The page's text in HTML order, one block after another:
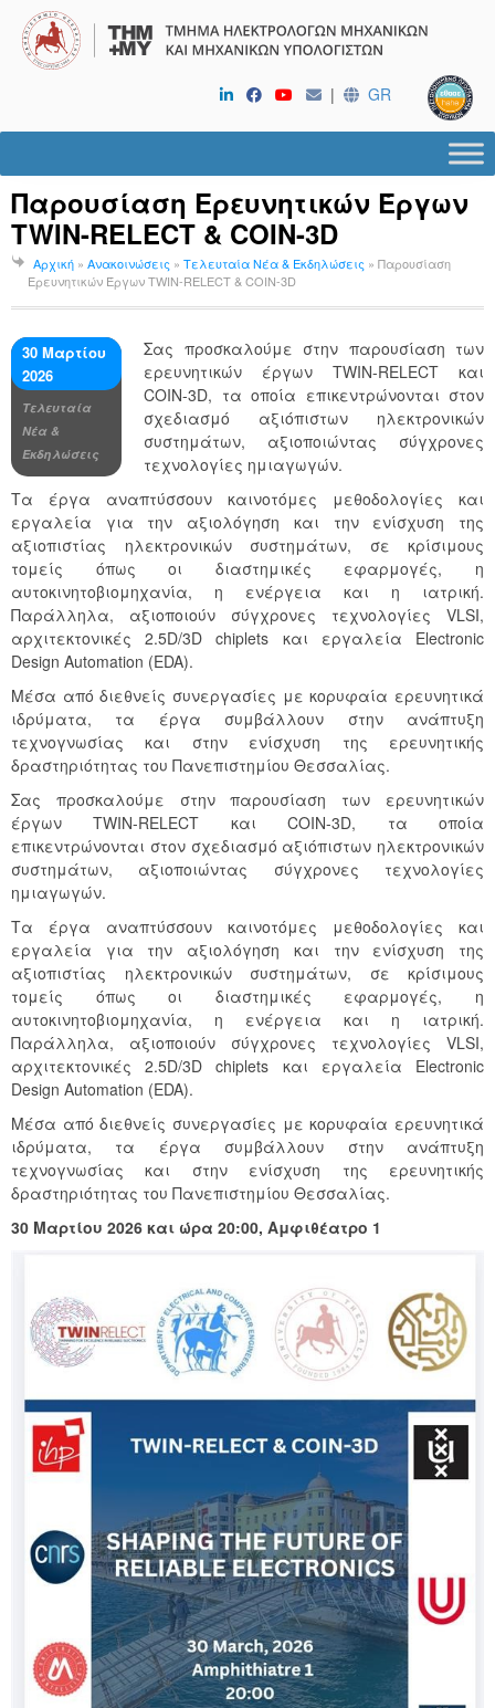
| GR
Παρουσίαση Ερευνητικών Έργων
TWIN-RELECT & COIN-3D
Αρχική » Ανακοινώσεις » Τελευταία Νέα & Εκδηλώσεις » Παρουσίαση
Ερευνητικών Έργων TWIN-RELECT & COIN-3D
30 Μαρτίου
2026
Τελευταία
Νέα &
Εκδηλώσεις
Σας προσκαλούμε στην παρουσίαση των
ερευνητικών έργων TWIN-RELECT και
COIN-3D, τα οποία επικεντρώνονται στον
σχεδιασμό αξιόπιστων ηλεκτρονικών
συστημάτων, αξιοποιώντας σύγχρονες
τεχνολογίες ημιαγωγών.
Τα έργα αναπτύσσουν καινοτόμες μεθοδολογίες και
εργαλεία για την αξιολόγηση και την ενίσχυση της
αξιοπιστίας ηλεκτρονικών συστημάτων, σε κρίσιμους
τομείς όπως οι διαστημικές εφαρμογές, η
αυτοκινητοβιομηχανία, η ενέργεια και η ιατρική.
Παράλληλα, αξιοποιούν σύγχρονες τεχνολογίες VLSI,
αρχιτεκτονικές 2.5D/3D chiplets και εργαλεία Electronic
Design Automation (EDA).
Μέσα από διεθνείς συνεργασίες με κορυφαία ερευνητικά
ιδρύματα, τα έργα συμβάλλουν στην ανάπτυξη
τεχνογνωσίας και στην ενίσχυση της ερευνητικής
δραστηριότητας του Πανεπιστημίου Θεσσαλίας.
Σας προσκαλούμε στην παρουσίαση των ερευνητικών
έργων TWIN-RELECT και COIN-3D, τα οποία
επικεντρώνονται στον σχεδιασμό αξιόπιστων ηλεκτρονικών
συστημάτων, αξιοποιώντας σύγχρονες τεχνολογίες
ημιαγωγών.
Τα έργα αναπτύσσουν καινοτόμες μεθοδολογίες και
εργαλεία για την αξιολόγηση και την ενίσχυση της
αξιοπιστίας ηλεκτρονικών συστημάτων, σε κρίσιμους
τομείς όπως οι διαστημικές εφαρμογές, η
αυτοκινητοβιομηχανία, η ενέργεια και η ιατρική.
Παράλληλα, αξιοποιούν σύγχρονες τεχνολογίες VLSI,
αρχιτεκτονικές 2.5D/3D chiplets και εργαλεία Electronic
Design Automation (EDA).
Μέσα από διεθνείς συνεργασίες με κορυφαία ερευνητικά
ιδρύματα, τα έργα συμβάλλουν στην ανάπτυξη
τεχνογνωσίας και στην ενίσχυση της ερευνητικής
δραστηριότητας του Πανεπιστημίου Θεσσαλίας.
30 Μαρτίου 2026 και ώρα 20:00, Αμφιθέατρο 1